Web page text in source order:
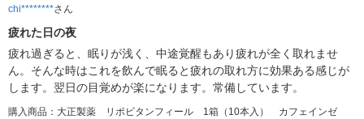
chi********さん
疲れた日の夜
疲れ過ぎると、眠りが浅く、中途覚醒もあり疲れが全く取れませ
ん。そんな時はこれを飲んで眠ると疲れの取れ方に効果ある感じが
します。翌日の目覚めが楽になります。常備しています。
購入商品：大正製薬 リポビタンフィール 1箱（10本入） カフェインゼ